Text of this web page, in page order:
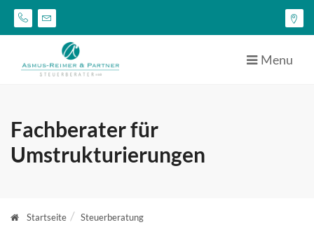
Menu
Fachberater für
Umstrukturierungen
Startseite
Steuerberatung